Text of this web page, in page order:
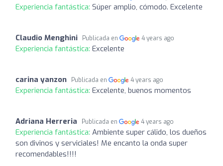
Experiencia fantástica: Súper amplio, cómodo. Excelente
Claudio Menghini Publicada en 4 years ago
Experiencia fantástica: Excelente
carina yanzon Publicada en 4 years ago
Experiencia fantástica: Excelente, buenos momentos
Adriana Herreria Publicada en 4 years ago
Experiencia fantástica: Ambiente super cálido, los dueños
son divinos y serviciales! Me encanto la onda super
recomendables!!!!